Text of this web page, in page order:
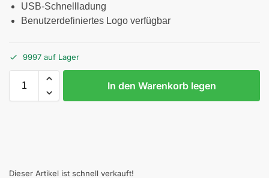
USB-Schnellladung
Benutzerdefiniertes Logo verfügbar
9997 auf Lager
In den Warenkorb legen
Dieser Artikel ist schnell verkauft!